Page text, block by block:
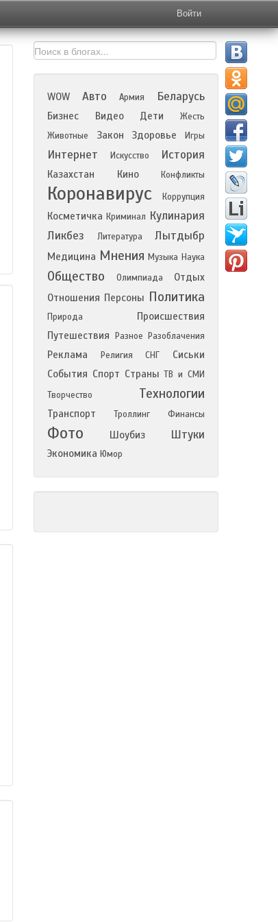
Войти
WOW Авто Армия Беларусь
Бизнес Видео Дети
Жесть
Животные
Закон Здоровье Игры
Интернет Искусство История
Казахстан Кино Конфликты
Коронавирус Коррупция
Косметичка Криминал Кулинария
Ликбез
Литература Лытдыбр
Медицина Мнения Музыка Наука
Общество Олимпиада
Отдых
Отношения Персоны Политика
Природа
Происшествия
Путешествия
Разное Разоблачения
Реклама Религия СНГ
Сиськи
События Спорт Страны ТВ и СМИ
Творчество
Технологии
Транспорт Троллинг Финансы
Фото Шоубиз Штуки
Экономика Юмор